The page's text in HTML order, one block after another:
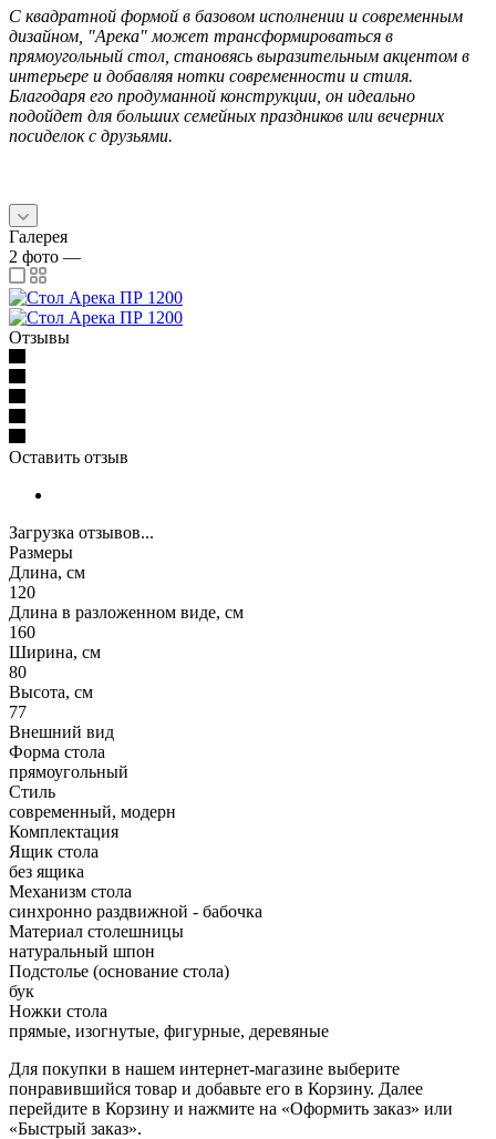
С квадратной формой в базовом исполнении и современным
дизайном, "Арека" может трансформироваться в
прямоугольный стол, становясь выразительным акцентом в
интерьере и добавляя нотки современности и стиля.
Благодаря его продуманной конструкции, он идеально
подойдет для больших семейных праздников или вечерних
посиделок с друзьями.
Галерея
2 фото —
Отзывы
Оставить отзыв
Загрузка отзывов...
Размеры
Длина, см
120
Длина в разложенном виде, см
160
Ширина, см
80
Высота, см
77
Внешний вид
Форма стола
прямоугольный
Стиль
современный, модерн
Комплектация
Ящик стола
без ящика
Механизм стола
синхронно раздвижной - бабочка
Материал столешницы
натуральный шпон
Подстолье (основание стола)
бук
Ножки стола
прямые, изогнутые, фигурные, деревяные
Для покупки в нашем интернет-магазине выберите
понравившийся товар и добавьте его в Корзину. Далее
перейдите в Корзину и нажмите на «Оформить заказ» или
«Быстрый заказ».